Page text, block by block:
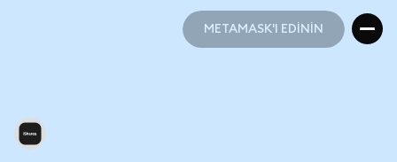
METAMASK'I EDİNİN